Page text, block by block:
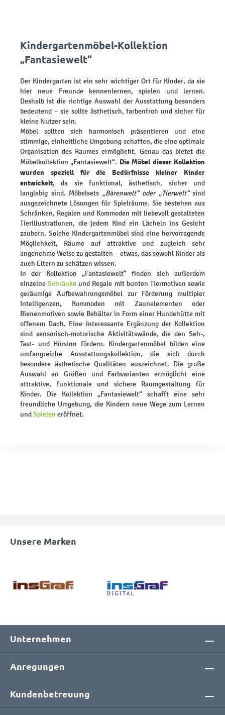
Kindergartenmöbel-Kollektion
„Fantasiewelt“
Der Kindergarten ist ein sehr wichtiger Ort für Kinder, da sie
hier neue Freunde kennenlernen, spielen und lernen.
Deshalb ist die richtige Auswahl der Ausstattung besonders
bedeutend – sie sollte ästhetisch, farbenfroh und sicher für
kleine Nutzer sein.
Möbel sollten sich harmonisch präsentieren und eine
stimmige, einheitliche Umgebung schaffen, die eine optimale
Organisation des Raumes ermöglicht. Genau das bietet die
Möbelkollektion „Fantasiewelt“. Die Möbel dieser Kollektion
wurden speziell für die Bedürfnisse kleiner Kinder
entwickelt, da sie funktional, ästhetisch, sicher und
langlebig sind. Möbelsets „Bärenwelt“ oder „Tierwelt“sind
ausgezeichnete Lösungen für Spielräume. Sie bestehen aus
Schränken, Regalen und Kommoden mit liebevoll gestalteten
Tierillustrationen, die jedem Kind ein Lächeln ins Gesicht
zaubern. Solche Kindergartenmöbel sind eine hervorragende
Möglichkeit, Räume auf attraktive und zugleich sehr
angenehme Weise zu gestalten – etwas, das sowohl Kinder als
auch Eltern zu schätzen wissen.
In der Kollektion „Fantasiewelt“ finden sich außerdem
einzelneSchränke und Regale mit bunten Tiermotiven sowie
geräumige Aufbewahrungsmöbel zur Förderung multipler
Intelligenzen, Kommoden mit Zaunelementen oder
Bienenmotiven sowie Behälter in Form einer Hundehütte mit
offenem Dach. Eine interessante Ergänzung der Kollektion
sind sensorisch-motorische Aktivitätswände, die den Seh-,
Tast- und Hörsinn fördern. Kindergartenmöbel bilden eine
umfangreiche Ausstattungskollektion, die sich durch
besondere ästhetische Qualitäten auszeichnet. Die große
Auswahl an Größen und Farbvarianten ermöglicht eine
attraktive, funktionale und sichere Raumgestaltung für
Kinder. Die Kollektion „Fantasiewelt“ schafft eine sehr
freundliche Umgebung, die Kindern neue Wege zum Lernen
undSpielen eröffnet.
Unsere Marken
Unternehmen
Anregungen
Kundenbetreuung